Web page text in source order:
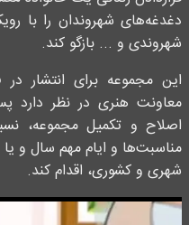
دغدغه‌های شهروندان را با
شهروندی و ... بازگو کند.
این مجموعه برای انتشار
معاونت هنری در نظر دارد
اصلاح و تکمیل مجموعه،
مناسبت‌ها و ایام مهم سال و
شهری و کشوری، اقدام کند.